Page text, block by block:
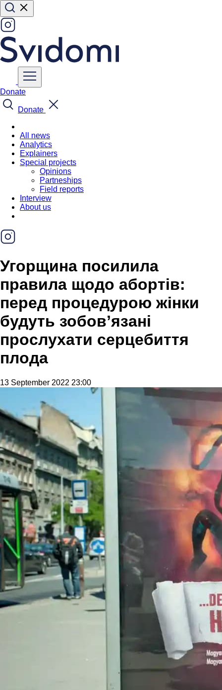
Donate
Donate
All news
Analytics
Explainers
Special projects
Opinions
Partneships
Field reports
Interview
About us
Угорщина посилила
правила щодо абортів:
перед процедурою жінки
будуть зобовʼязані
прослухати серцебиття
плода
13 September 2022 23:00